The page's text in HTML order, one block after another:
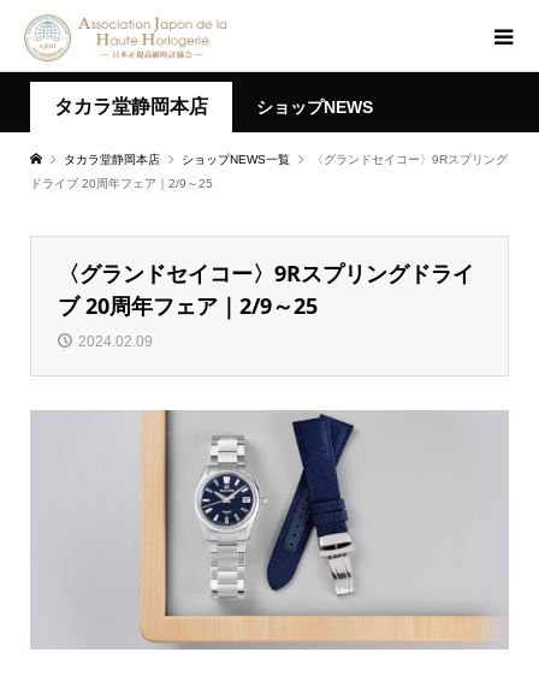
タカラ堂静岡本店 ショップNEWS
タカラ堂静岡本店 ショップNEWS一覧
〈グランドセイコー〉9Rスプリング
ドライブ 20周年フェア｜2/9～25
〈グランドセイコー〉9Rスプリングドライ
ブ 20周年フェア｜2/9～25
2024.02.09